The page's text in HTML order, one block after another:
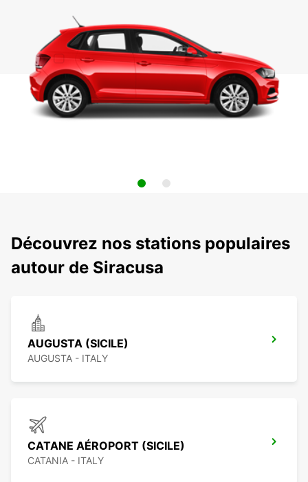
Découvrez nos stations populaires
autour de Siracusa
AUGUSTA (SICILE)
AUGUSTA - ITALY
CATANE AÉROPORT (SICILE)
CATANIA - ITALY